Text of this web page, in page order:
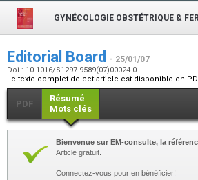
GYNÉCOLOGIE OBSTÉTRIQUE &
Editorial Board - 25/01/07
Doi : 10.1016/S1297-9589(07)00024-0
Le texte complet de cet article est disponible en
PDF
Résumé
Mots clés
Bienvenue sur EM-consulte, la
Article gratuit.
Connectez-vous pour en bénéficier!